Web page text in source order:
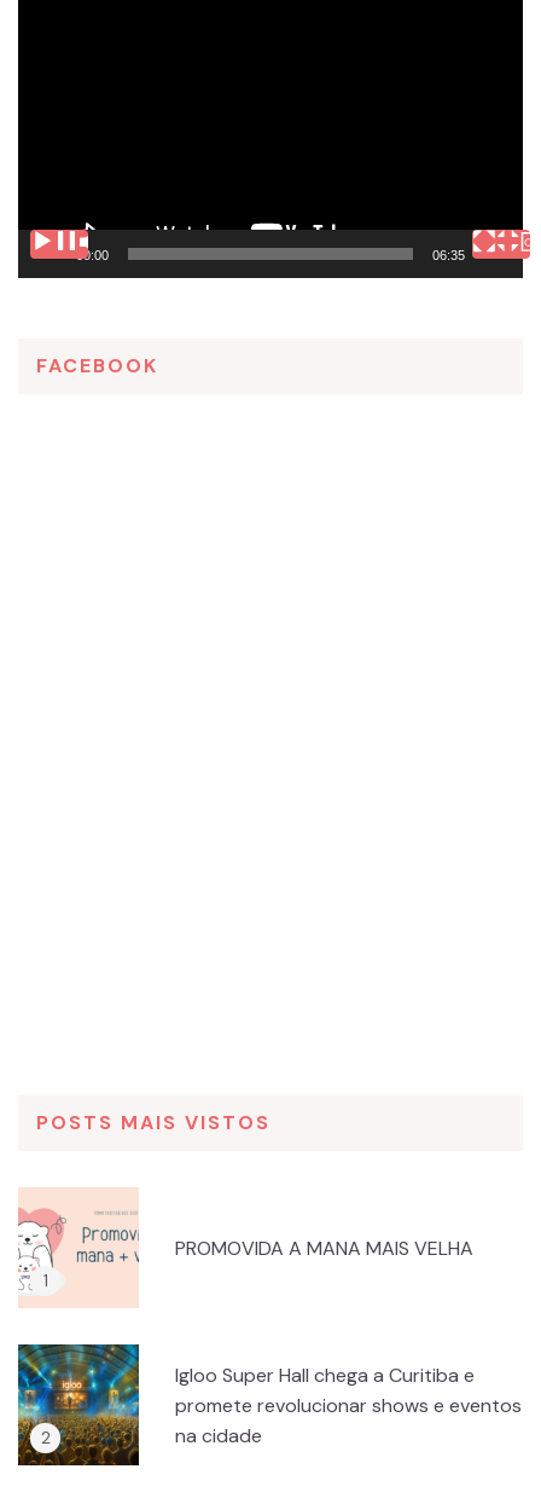
00:00 06:35
FACEBOOK
POSTS MAIS VISTOS
PROMOVIDA A MANA MAIS VELHA
Igloo Super Hall chega a Curitiba e
promete revolucionar shows e eventos
na cidade